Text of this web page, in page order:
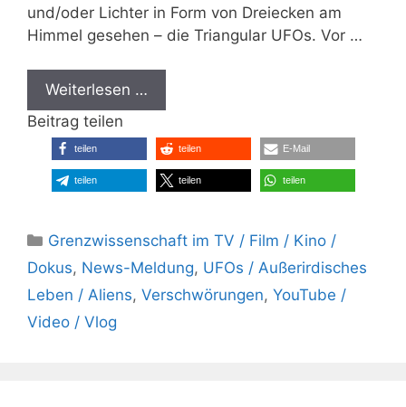
und/oder Lichter in Form von Dreiecken am
Himmel gesehen – die Triangular UFOs. Vor …
Weiterlesen …
Beitrag teilen
teilen teilen E-Mail
teilen teilen teilen
Kategorien
Grenzwissenschaft im TV / Film / Kino /
Dokus, News-Meldung, UFOs / Außerirdisches
Leben / Aliens, Verschwörungen, YouTube /
Video / Vlog